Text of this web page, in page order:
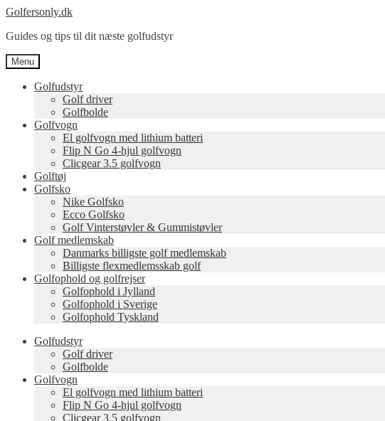
Spring
navigation
Spring
indhold
Golfersonly.dk
Guides og tips til dit næste golfudstyr
Menu
Golfudstyr
Golf driver
Golfbolde
Golfvogn
El golfvogn med lithium batteri
Flip N Go 4-hjul golfvogn
Clicgear 3.5 golfvogn
Golftøj
Golfsko
Nike Golfsko
Ecco Golfsko
Golf Vinterstøvler & Gummistøvler
Golf medlemskab
Danmarks billigste golf medlemskab
Billigste flexmedlemsskab golf
Golfophold og golfrejser
Golfophold i Jylland
Golfophold i Sverige
Golfophold Tyskland
Golfudstyr
Golf driver
Golfbolde
Golfvogn
El golfvogn med lithium batteri
Flip N Go 4-hjul golfvogn
Clicgear 3.5 golfvogn